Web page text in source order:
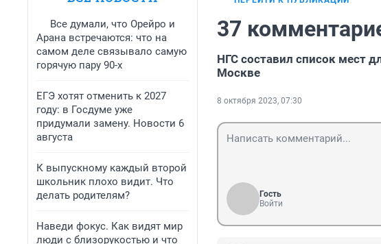
Все думали, что Орейро и
Арана встречаются: что на
самом деле связывало самую
горячую пару 90-х
ЕГЭ хотят отменить к 2027
году: в Госдуме уже
придумали замену. Новости 6
августа
К выпускному каждый второй
школьник плохо видит. Что
делать родителям?
Наведи фокус. Как видят мир
люди с близорукостью и что
37
НГС составил список мест
Москве
8 октября 2023, 07:30
Гость
Войти